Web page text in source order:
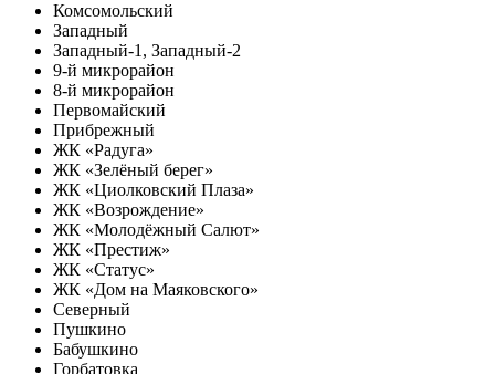
Комсомольский
Западный
Западный-1, Западный-2
9-й микрорайон
8-й микрорайон
Первомайский
Прибрежный
ЖК «Радуга»
ЖК «Зелёный берег»
ЖК «Циолковский Плаза»
ЖК «Возрождение»
ЖК «Молодёжный Салют»
ЖК «Престиж»
ЖК «Статус»
ЖК «Дом на Маяковского»
Северный
Пушкино
Бабушкино
Горбатовка